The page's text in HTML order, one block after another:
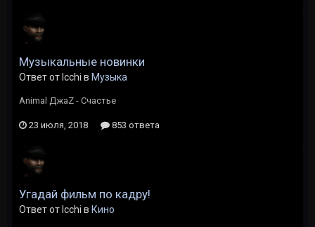
Музыкальные новинки
Ответ от Icchi в Музыка
Animal ДжаZ - Счастье
23 июля, 2018 853 ответа
Угадай фильм по кадру!
Ответ от Icchi в Кино